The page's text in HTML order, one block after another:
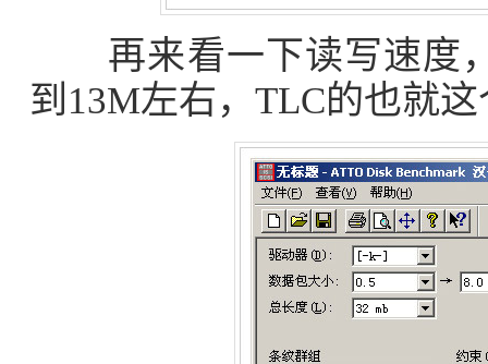
再来看一下读写速度，
到13M左右，TLC的也就